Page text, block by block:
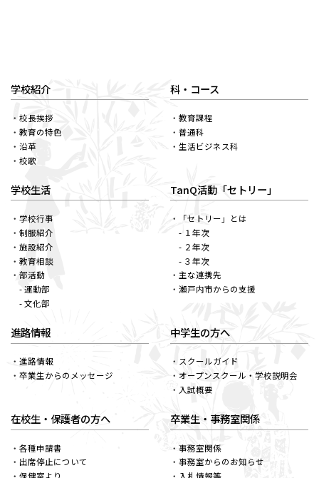
学校紹介
校長挨拶
教育の特色
沿革
校歌
科・コース
教育課程
普通科
生活ビジネス科
学校生活
学校行事
制服紹介
施設紹介
教育相談
部活動
- 運動部
- 文化部
TanQ活動「セトリー」
「セトリー」とは
- １年次
- ２年次
- ３年次
主な連携先
瀬戸内市からの支援
進路情報
進路情報
卒業生からのメッセージ
中学生の方へ
スクールガイド
オープンスクール・学校説明会
入試概要
在校生・保護者の方へ
各種申請書
出席停止について
卒業生・事務室関係
事務室関係
事務室からのお知らせ